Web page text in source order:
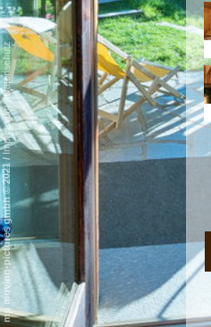
mp moving-pictures gmbh © 2021
/
Impressum
-
Datenschutz